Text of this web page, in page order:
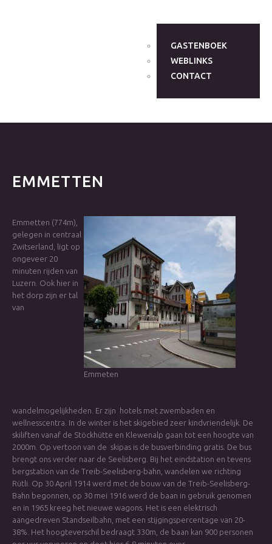
GASTENBOEK
WEBLINKS
CONTACT
EMMETTEN
Emmeten
Emmetten (774m),
gelegen in centraal
Zwitserland, ligt op
ongeveer 20
minuten rijden van
Luzern. Ook hier in
het dorp zijn er tal
van
wandelmogelijkheden. Er zijn hotels met zwembaden en
wellnesscentra. In de winter is het skigebied zeer kindvriendelijk. De
skiliften vanaf de Stöckhütte en Klewenalp gaan tot een hoogte van
2000m. Op vertoon van de skipas is de busverbinding gratis. De bus
brengt ons verder naar de Seelisberg. Bij het eindstation en tevens
bergstation van de Treib-Seelisberg-bahn, wandelen we richting
Rütli. Op 30 April 1914 werd met de bouw van de Treib-Seelisberg-
Bahn begonnen, op 30 mei 1916 werd de baan in gebruik genomen
en in 1965 kreeg het nieuwe wagons. Het is een elektrisch
aangedreven Standseilbahn, met een stijgingspercentage van 20-
38%. Het hoogteverschil bedraagt 330m, de baan kan 900 personen